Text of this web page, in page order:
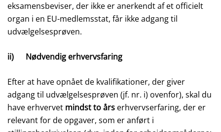
eksamensbeviser, der ikke er anerkendt af et officielt
organ i en EU-medlemsstat, får ikke adgang til
udvælgelsesprøven.
ii) Nødvendig erhvervsfaring
Efter at have opnået de kvalifikationer, der giver
adgang til udvælgelsesprøven (jf. nr. i) ovenfor), skal du
have erhvervet mindst to års erhvervserfaring, der er
relevant for de opgaver, som er anført i